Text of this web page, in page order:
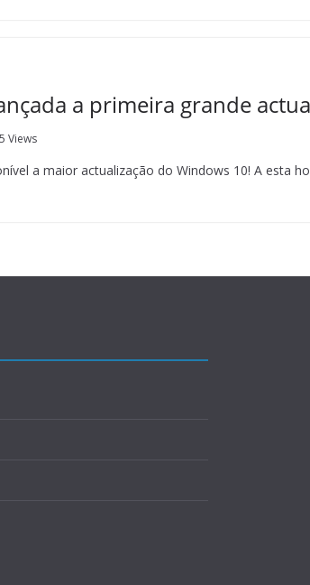
a primeira grande
Views
a maior actualização do Windows 10! A esta